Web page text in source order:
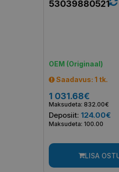
53039880521
OEM (Originaal)
Saadavus: 1 tk.
1 031.68€
Maksudeta: 832.00€
Deposiit: 124.00€
Maksudeta: 100.00
LISA